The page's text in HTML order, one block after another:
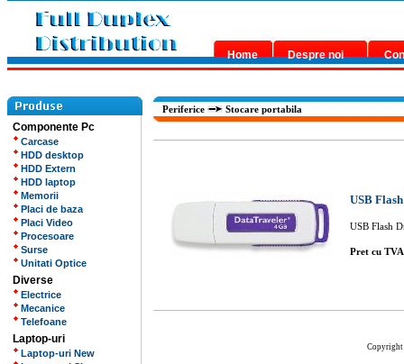
Home Despre noi
Componente Pc
Carcase
HDD desktop
HDD Extern
HDD laptop
Memorii
Placi de baza
Placi Video
Procesoare
Surse
Unitati Optice
Diverse
Electrice
Mecanice
Telefoane
Laptop-uri
Laptop-uri New
Periferice Stocare portabila
USB
USB Flash
Pret cu
Copyright